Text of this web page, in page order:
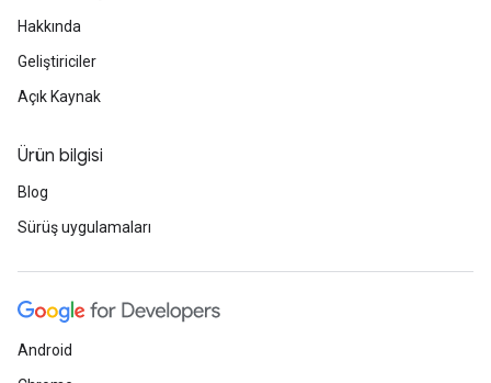
Hakkında
Geliştiriciler
Açık Kaynak
Ürün bilgisi
Blog
Sürüş uygulamaları
Android